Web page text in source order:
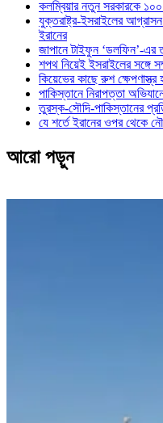
কলম্বিয়ার নতুন সরকারকে ১০০
যুক্তরাষ্ট্র-ইসরাইলের
ইরানের
জাপানে টাইফুন ‘ডলফিন’-এর
শপথ নিয়েই ইসরাইলের সঙ্গে
কিয়েভের কাছে রুশ
পাকিস্তানে নিরাপত্তা
তুরস্ক-সৌদি-পাকিস্তানের
যে শর্তে ইরানের ওপর থেকে
আরো পড়ুন